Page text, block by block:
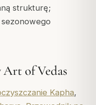
strukturę;
Art of Vedas
Kapha,